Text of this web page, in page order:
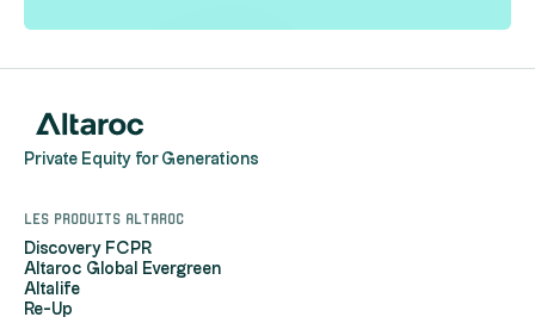
Private Equity for Generations
Les produits Altaroc
Discovery FCPR
Altaroc Global Evergreen
Altalife
Re-Up